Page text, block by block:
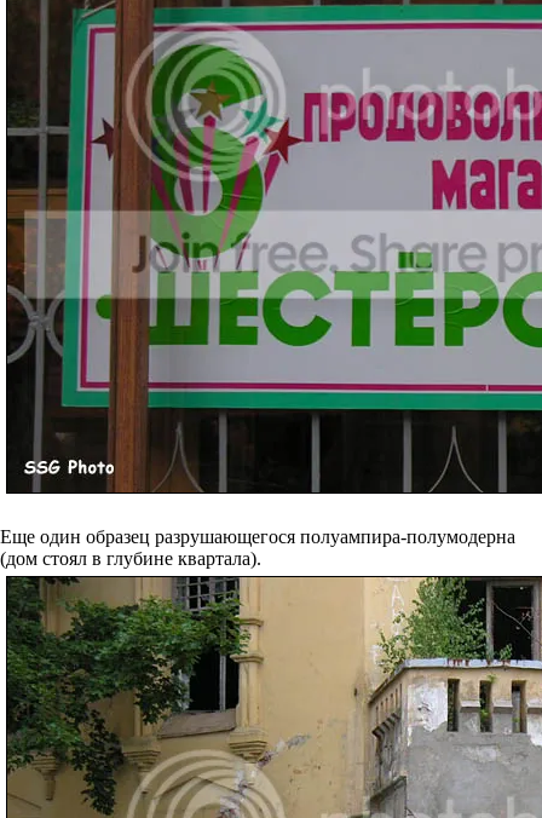
Еще один образец разрушающегося полуампира-полумодерна
(дом стоял в глубине квартала).